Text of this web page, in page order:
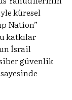
küresel
Nation”
katkılar
İsrail
güvenlik